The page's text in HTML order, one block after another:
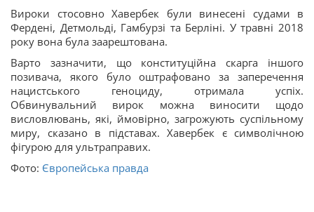
Вироки стосовно Хавербек були винесені судами в
Фердені, Детмольді, Гамбурзі та Берліні. У травні 2018
року вона була заарештована.
Варто зазначити, що конституційна скарга іншого
позивача, якого було оштрафовано за заперечення
нацистського геноциду, отримала успіх.
Обвинувальний вирок можна виносити щодо
висловлювань, які, ймовірно, загрожують суспільному
миру, сказано в підставах. Хавербек є символічною
фігурою для ультраправих.
Фото: Європейська правда